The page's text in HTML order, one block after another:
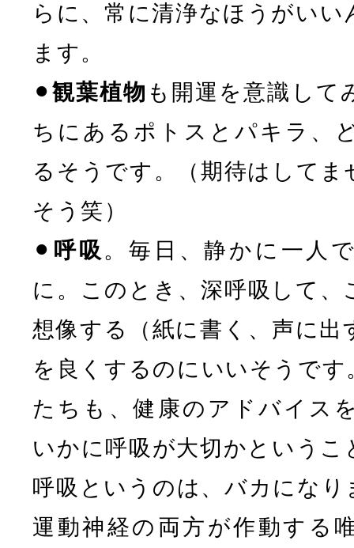
らに、常に清浄なほうがい
ます。
⚫︎観葉植物 も開運を意識して
ちにあるポトスとパキラ、
るそうです。（期待はして
そう笑）
⚫︎ 呼吸。毎日、静かに一人
に。このとき、深呼吸して
想像する（紙に書く、声に出
を良くするのにいいそうで
たちも、健康のアドバイス
いかに呼吸が大切かという
呼吸というのは、バカにな
運動神経の両方が作動する